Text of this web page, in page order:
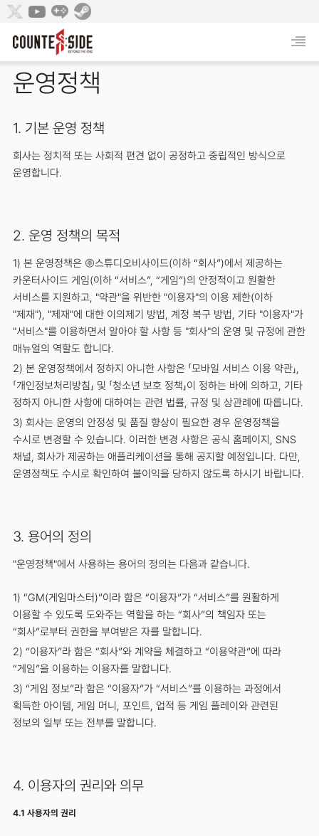
운영정책
1. 기본 운영 정책
회사는 정치적 또는 사회적 편견 없이 공정하고 중립적인 방식으로
운영합니다.
2. 운영 정책의 목적
1) 본 운영정책은 ㈜스튜디오비사이드(이하 “회사”)에서 제공하는
카운터사이드 게임(이하 “서비스”, “게임”)의 안정적이고 원활한
서비스를 지원하고, "약관"을 위반한 "이용자"의 이용 제한(이하
"제재"), "제재"에 대한 이의제기 방법, 계정 복구 방법, 기타 "이용자"가
"서비스"를 이용하면서 알아야 할 사항 등 "회사"의 운영 및 규정에 관한
매뉴얼의 역할도 합니다.
2) 본 운영정책에서 정하지 아니한 사항은 「모바일 서비스 이용 약관」,
「개인정보처리방침」 및 「청소년 보호 정책」이 정하는 바에 의하고, 기타
정하지 아니한 사항에 대하여는 관련 법률, 규정 및 상관례에 따릅니다.
3) 회사는 운영의 안정성 및 품질 향상이 필요한 경우 운영정책을
수시로 변경할 수 있습니다. 이러한 변경 사항은 공식 홈페이지, SNS
채널, 회사가 제공하는 애플리케이션을 통해 공지할 예정입니다. 다만,
운영정책도 수시로 확인하여 불이익을 당하지 않도록 하시기 바랍니다.
3. 용어의 정의
"운영정책"에서 사용하는 용어의 정의는 다음과 같습니다.
1) “GM(게임마스터)”이라 함은 “이용자”가 “서비스”를 원활하게
이용할 수 있도록 도와주는 역할을 하는 “회사”의 책임자 또는
“회사”로부터 권한을 부여받은 자를 말합니다.
2) “이용자”라 함은 “회사”와 계약을 체결하고 “이용약관”에 따라
“게임”을 이용하는 이용자를 말합니다.
3) “게임 정보”라 함은 “이용자”가 “서비스”를 이용하는 과정에서
획득한 아이템, 게임 머니, 포인트, 업적 등 게임 플레이와 관련된
정보의 일부 또는 전부를 말합니다.
4. 이용자의 권리와 의무
4.1 사용자의 권리